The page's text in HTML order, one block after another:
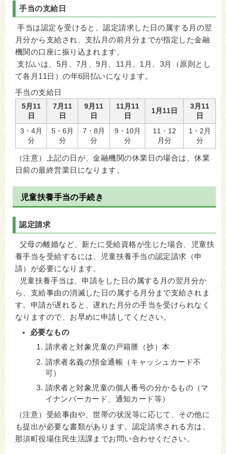
手当の支給日
手当は認定を受けると、認定請求した日の属する月の翌
月分から支給され、支払月の前月分までが指定した金融
機関の口座に振り込まれます。
支払いは、5月、7月、9月、11月、1月、3月（原則とし
て各月11日）の年6回払いになります。
手当の支給日
5月11
日
7月11
日
9月11
日
11月11
日
1月11日
3月11
日
3・4月
分
5・6月
分
7・8月
分
9・10月
分
11・12
月分
1・2月
分
（注意）上記の日が、金融機関の休業日の場合は、休業
日前の最終営業日になります。
児童扶養手当の手続き
認定請求
父母の離婚など、新たに受給資格が生じた場合、児童扶
養手当を受給するには、児童扶養手当の認定請求（申
請）が必要になります。
児童扶養手当は、申請をした日の属する月の翌月分か
ら、支給事由の消滅した日の属する月分まで支給されま
す。申請が遅れると、遅れた月分の手当を受けられなく
なりますので、お早めに申請してください。
必要なもの
請求者と対象児童の戸籍謄（抄）本
請求者名義の預金通帳（キャッシュカード不
可）
請求者と対象児童の個人番号の分かるもの（マ
イナンバーカード、通知カード等）
（注意）受給事由や、世帯の状況等に応じて、その他に
も提出が必要な書類があります。認定請求される方は、
那須町役場住民生活課までお問い合わせください。